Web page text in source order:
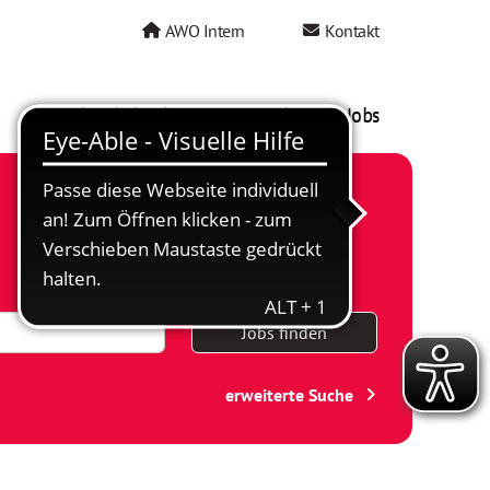
AWO Intern Kontakt
AWO als Arbeitgeber Mein AWO Jobs
Jobs finden
erweiterte Suche